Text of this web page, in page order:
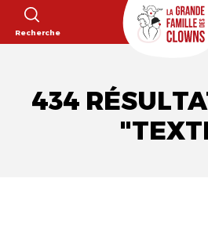
Recherche
434